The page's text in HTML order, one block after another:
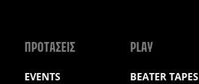
ΠΡΟΤΑΣΕΙΣ
EVENTS
PLAY
BEATER TAPES